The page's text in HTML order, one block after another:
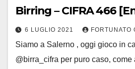
Birring – CIFRA 466
6 LUGLIO 2021 FORTUNATO
Siamo a Salerno , oggi gioco in
@birra_cifra per puro caso,